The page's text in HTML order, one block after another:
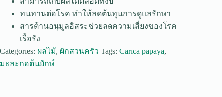
ทนทานต่อโรค ทำให้ลดต้นทุนการดูแลรักษา
สารต้านอนุมูลอิสระช่วยลดความเสี่ยงของโรค
เรื้อรัง
Categories: ผลไม้, ผักสวนครัว Tags: Carica papaya,
มะละกอต้นยักษ์